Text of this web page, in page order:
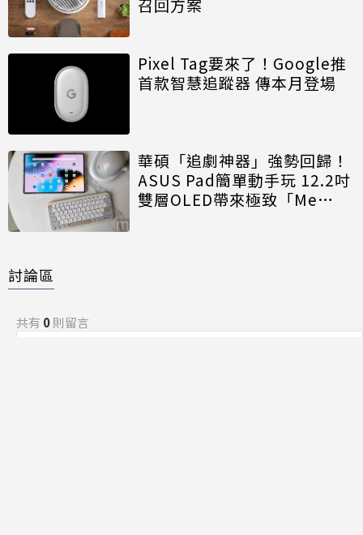
Pixel Tag要來了！Google推
首款智慧追蹤器 傳本月登場
華碩「追劇神器」強勢回歸！
ASUS Pad簡單動手玩 12.2吋
雙層OLED帶來極致「Me
討論區
共有 0則留言